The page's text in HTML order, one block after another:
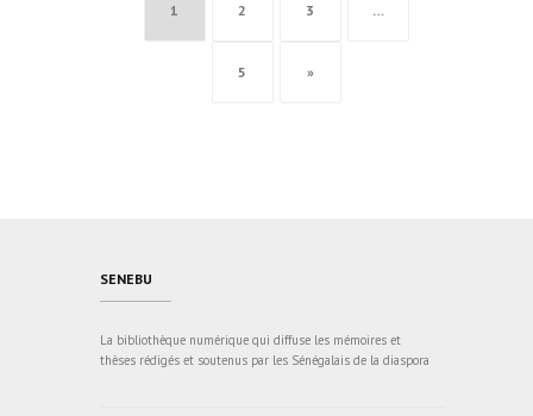
1 2 3 …
5 »
SENEBU
La bibliothèque numérique qui diffuse les mémoires et
thèses rédigés et soutenus par les Sénégalais de la diaspora